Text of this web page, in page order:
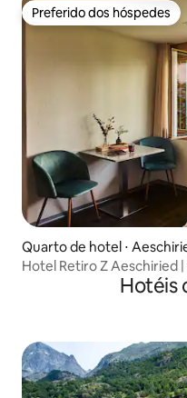
Preferido dos hóspedes
Preferido dos hóspedes
Quarto de hotel ⋅
Hotel Retiro Z Aeschiried
Hotéis